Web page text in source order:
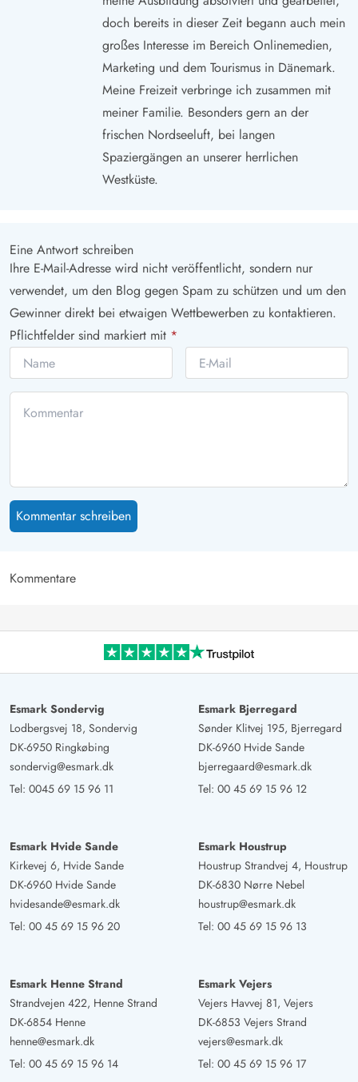
doch bereits in dieser Zeit begann auch mein
großes Interesse im Bereich Onlinemedien,
Marketing und dem Tourismus in Dänemark.
Meine Freizeit verbringe ich zusammen mit
meiner Familie. Besonders gern an der
frischen Nordseeluft, bei langen
Spaziergängen an unserer herrlichen
Westküste.
Eine Antwort schreiben
Ihre E-Mail-Adresse wird nicht veröffentlicht, sondern nur
verwendet, um den Blog gegen Spam zu schützen und um den
Gewinner direkt bei etwaigen Wettbewerben zu kontaktieren.
Pflichtfelder sind markiert mit *
Kommentar schreiben
Kommentare
Esmark Sondervig
Lodbergsvej 18, Sondervig
DK-6950 Ringkøbing
sondervig@esmark.dk
Tel: 0045 69 15 96 11
Esmark Bjerregard
Sønder Klitvej 195, Bjerregard
DK-6960 Hvide Sande
bjerregaard@esmark.dk
Tel: 00 45 69 15 96 12
Esmark Hvide Sande
Kirkevej 6, Hvide Sande
DK-6960 Hvide Sande
hvidesande@esmark.dk
Tel: 00 45 69 15 96 20
Esmark Houstrup
Houstrup Strandvej 4, Houstrup
DK-6830 Nørre Nebel
houstrup@esmark.dk
Tel: 00 45 69 15 96 13
Esmark Henne Strand
Strandvejen 422, Henne Strand
DK-6854 Henne
henne@esmark.dk
Tel: 00 45 69 15 96 14
Esmark Vejers
Vejers Havvej 81, Vejers
DK-6853 Vejers Strand
vejers@esmark.dk
Tel: 00 45 69 15 96 17